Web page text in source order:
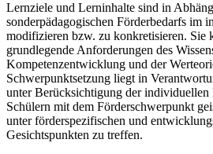
Lernziele und Lerninhalte sind in
sonderpädagogischen Förderbedarfs im
modifizieren bzw. zu konkretisieren. Sie
grundlegende Anforderungen des
Kompetenzentwicklung und der
Schwerpunktsetzung liegt in
unter Berücksichtigung der individuellen
Schülern mit dem Förderschwerpunkt
unter förderspezifischen und
Gesichtspunkten zu treffen.